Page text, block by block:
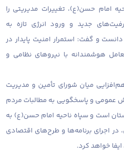
امام حسن(ع)، تغییرات مدیریتی را
جدید و ورود انرژی تازه به
و گفت: استمرار امنیت پایدار در
هوشمندانه با نیروهای نظامی و
میان شورای تأمین و مدیریت
عمومی و پاسخگویی به مطالبات مردم
است و سپاه ناحیه امام حسن(ع) به
در اجرای برنامه‌ها و طرح‌های اقتصادی
خواهد کرد.